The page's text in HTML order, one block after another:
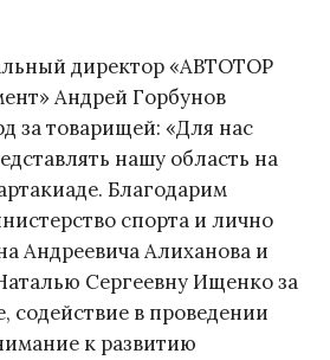
директор «АВТОТОР
Андрей Горбунов
за товарищей: «Для нас
нашу область на
Благодарим
спорта и лично
Андреевича Алиханова и
Сергеевну Ищенко за
содействие в проведении
к развитию